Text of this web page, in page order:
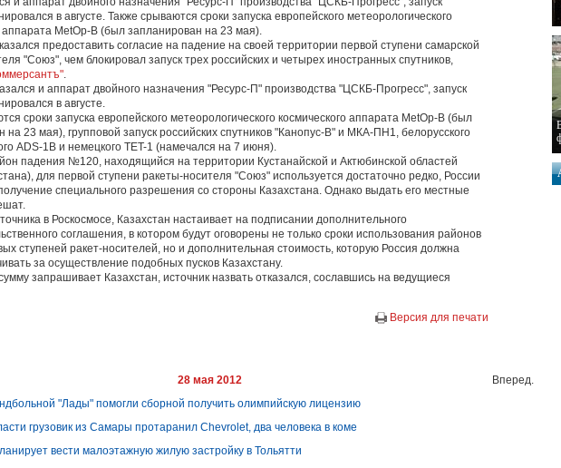
в августе. Также срываются сроки запуска европейского метеорологического
аппарата MetOp-B (был запланирован на 23 мая).
предоставить согласие на падение на своей территории первой ступени самарской
"Союз", чем блокировал запуск трех российских и четырех иностранных спутников,
.
и аппарат двойного назначения "Ресурс-П" производства "ЦСКБ-Прогресс", запуск
в августе.
сроки запуска европейского метеорологического космического аппарата MetOp-B (был
на 23 мая), групповой запуск российских спутников "Канопус-В" и МКА-ПН1, белорусского
ADS-1B и немецкого TET-1 (намечался на 7 июня).
падения №120, находящийся на территории Кустанайской и Актюбинской областей
для первой ступени ракеты-носителя "Союз" используется достаточно редко, России
специального разрешения со стороны Казахстана. Однако выдать его местные
в Роскосмосе, Казахстан настаивает на подписании дополнительного
соглашения, в котором будут оговорены не только сроки использования районов
ступеней ракет-носителей, но и дополнительная стоимость, которую Россия должна
за осуществление подобных пусков Казахстану.
запрашивает Казахстан, источник назвать отказался, сославшись на ведущиеся
Версия для печати
28 мая 2012
Вперед.
"Лады" помогли сборной получить олимпийскую лицензию
грузовик из Самары протаранил Chevrolet, два человека в коме
вести малоэтажную жилую застройку в Тольятти